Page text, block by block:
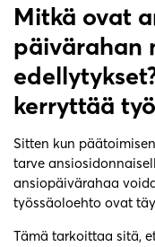
Mitkä ovat
päivärahan
kerryttää
Sitten kun
tarve
ansiopäivärahaa
työssäoloehto ovat
Tämä tarkoittaa sitä,